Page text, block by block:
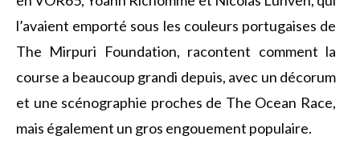
l’avaient emporté sous les couleurs portugaises de
The Mirpuri Foundation, racontent comment la
course a beaucoup grandi depuis, avec un décorum
et une scénographie proches de The Ocean Race,
mais également un gros engouement populaire.